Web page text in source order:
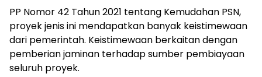
PP Nomor 42 Tahun 2021 tentang Kemudahan PSN,
proyek jenis ini mendapatkan banyak keistimewaan
dari pemerintah. Keistimewaan berkaitan dengan
pemberian jaminan terhadap sumber pembiayaan
seluruh proyek.